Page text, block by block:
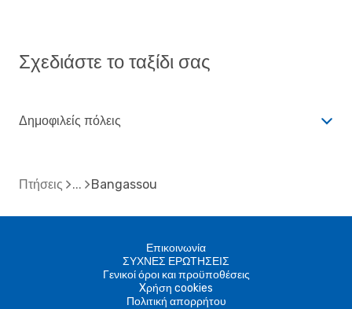
Σχεδιάστε το ταξίδι σας
Δημοφιλείς πόλεις
Πτήσεις Bangassou
Επικοινωνία
ΣΥΧΝΕΣ ΕΡΩΤΗΣΕΙΣ
Γενικοί όροι και προϋποθέσεις
Xρήση cookies
Πολιτική απορρήτου